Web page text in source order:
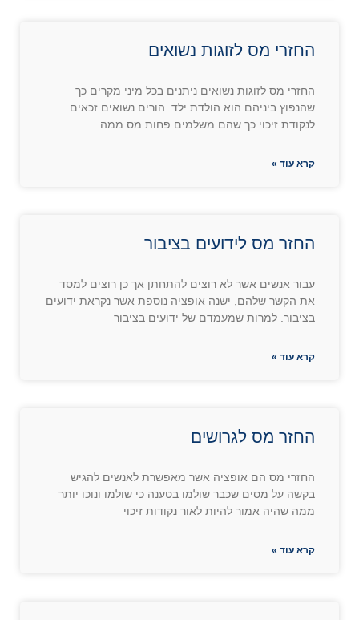
החזרי מס לזוגות נשואים
החזרי מס לזוגות נשואים ניתנים בכל מיני מקרים כך
שהנפוץ ביניהם הוא הולדת ילד. הורים נשואים זכאים
לנקודת זיכוי כך שהם משלמים פחות מס ממה
קרא עוד »
החזר מס לידועים בציבור
עבור אנשים אשר לא רוצים להתחתן אך כן רוצים למסד
את הקשר שלהם, ישנה אופציה נוספת אשר נקראת ידועים
בציבור. למרות שמעמדם של ידועים בציבור
קרא עוד »
החזר מס לגרושים
החזרי מס הם אופציה אשר מאפשרת לאנשים להגיש
בקשה על מסים שכבר שולמו בטענה כי שולמו ונוכו יותר
ממה שהיה אמור להיות לאור נקודות זיכוי
קרא עוד »